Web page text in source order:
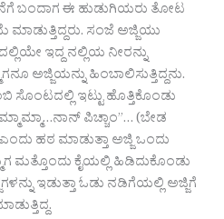
ಬಂದಾಗ ಈ ಹುಡುಗಿಯರು ತೋಟ
ಮಾಡುತ್ತಿದ್ದರು. ಸಂಜೆ ಅಜ್ಜಿಯು
ಇದ್ದ ನಲ್ಲಿಯ ನೀರನ್ನು
ಅಜ್ಜಿಯನ್ನು ಹಿಂಬಾಲಿಸುತ್ತಿದ್ದನು.
ಸೊಂಟದಲ್ಲಿ ಇಟ್ಟು ಹೊತ್ತಿಕೊಂಡು
ಪಿಚ್ಚಾಂ”… (ಬೇಡ
ಹಠ ಮಾಡುತ್ತಾ ಅಜ್ಜಿ ಒಂದು
ಮತ್ತೊಂದು ಕೈಯಲ್ಲಿ ಹಿಡಿದುಕೊಂಡು
ಇಡುತ್ತಾ ಓಡು ನಡಿಗೆಯಲ್ಲಿ ಅಜ್ಜಿಗೆ